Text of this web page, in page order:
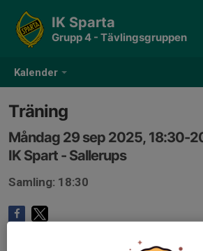
Kalender
IK Sparta
Grupp 4 - Tävlingsgruppen
Träning
Måndag 29 sep 2025, 18:30-
IK Spart - Sallerups
Samling: 18:30